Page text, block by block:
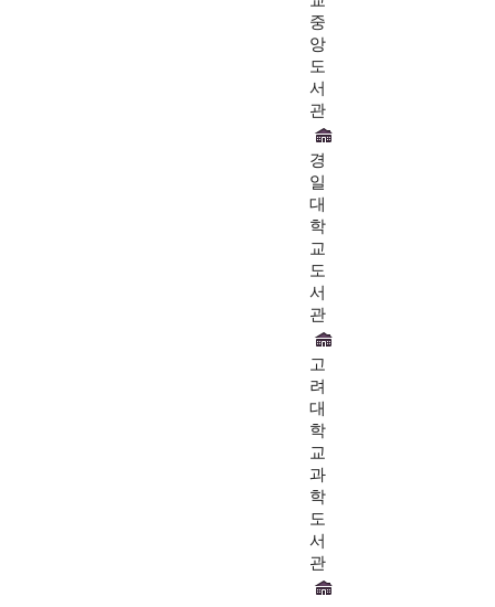
중
앙
도
서
관
경
일
대
학
교
도
서
관
고
려
대
학
교
과
학
도
서
관